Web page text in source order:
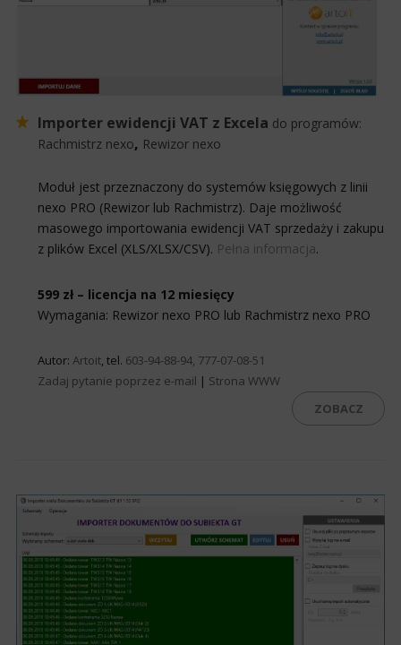
Importer ewidencji VAT z Excela do programów:
Rachmistrz nexo, Rewizor nexo
Moduł jest przeznaczony do systemów księgowych z linii
nexo PRO (Rewizor lub Rachmistrz). Daje możliwość
masowego importowania ewidencji VAT sprzedaży i zakupu
z plików Excel (XLS/XLSX/CSV). Pełna informacja.
599 zł – licencja na 12 miesięcy
Wymagania: Rewizor nexo PRO lub Rachmistrz nexo PRO
Autor: Artoit, tel. 603-94-88-94, 777-07-08-51
Zadaj pytanie poprzez e-mail | Strona WWW
ZOBACZ